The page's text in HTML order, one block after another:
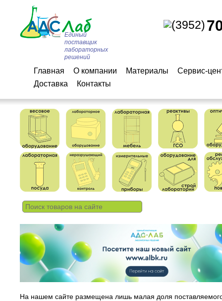
(3952)
Единый
поставщик
лабораторных
решений
Главная О компании Материалы
Сервис-
Доставка
Контакты
На нашем сайте размещена лишь малая доля